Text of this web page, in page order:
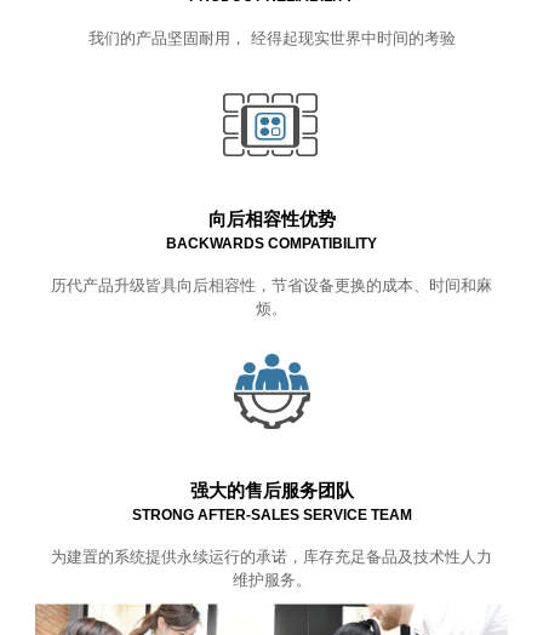
我们的产品坚固耐用， 经得起现实世界中时间的考验
向后相容性优势
BACKWARDS COMPATIBILITY
历代产品升级皆具向后相容性，节省设备更换的成本、时间和麻
烦。
强大的售后服务团队
STRONG AFTER-SALES SERVICE TEAM
为建置的系统提供永续运行的承诺，库存充足备品及技术性人力
维护服务。